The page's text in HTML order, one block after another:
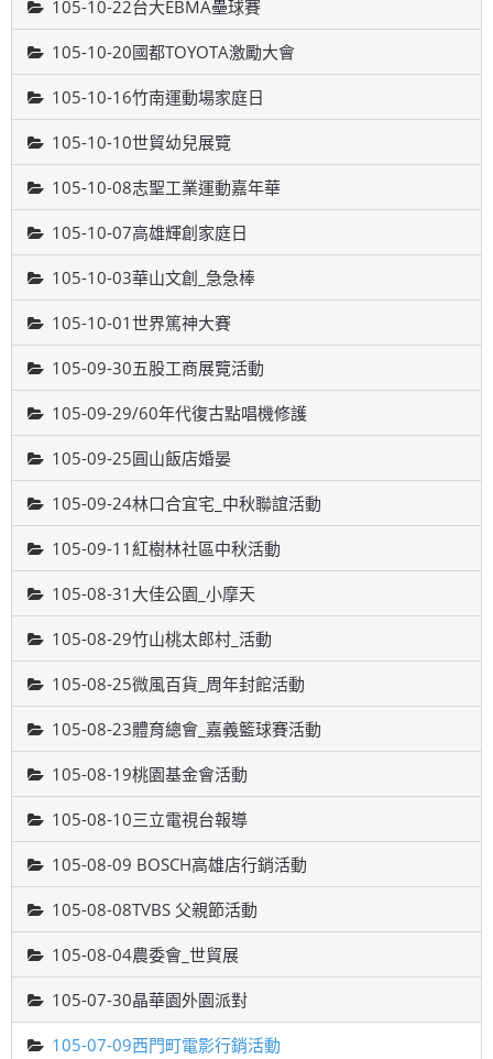
105-10-22台大EBMA壘球賽
105-10-20國都TOYOTA激勵大會
105-10-16竹南運動場家庭日
105-10-10世貿幼兒展覽
105-10-08志聖工業運動嘉年華
105-10-07高雄輝創家庭日
105-10-03華山文創_急急棒
105-10-01世界篤神大賽
105-09-30五股工商展覽活動
105-09-29/60年代復古點唱機修護
105-09-25圓山飯店婚晏
105-09-24林口合宜宅_中秋聯誼活動
105-09-11紅樹林社區中秋活動
105-08-31大佳公園_小摩天
105-08-29竹山桃太郎村_活動
105-08-25微風百貨_周年封館活動
105-08-23體育總會_嘉義籃球賽活動
105-08-19桃園基金會活動
105-08-10三立電視台報導
105-08-09 BOSCH高雄店行銷活動
105-08-08TVBS 父親節活動
105-08-04農委會_世貿展
105-07-30晶華園外園派對
105-07-09西門町電影行銷活動